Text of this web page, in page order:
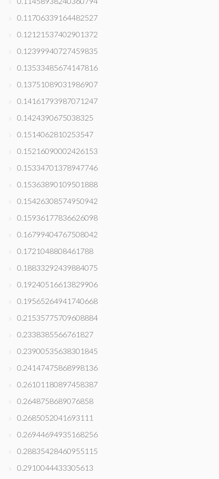
0.11706339164482527
0.12121537402901372
0.12399940727459835
0.13533485674147816
0.13751089031986907
0.14161793987071247
0.1424390675038325
0.1514062810253547
0.15216090002426153
0.15334701378947746
0.15363890109501888
0.15426308574950942
0.15936177836626098
0.16799404767508042
0.1721048808461788
0.18833292439884075
0.19240516613829906
0.19565264941740668
0.21535775709608884
0.2338385566761827
0.23900535638301845
0.24147475868998136
0.26101180897458387
0.2648758689076858
0.2685052041693111
0.26944694935168256
0.28835428460955115
0.2910044433305613